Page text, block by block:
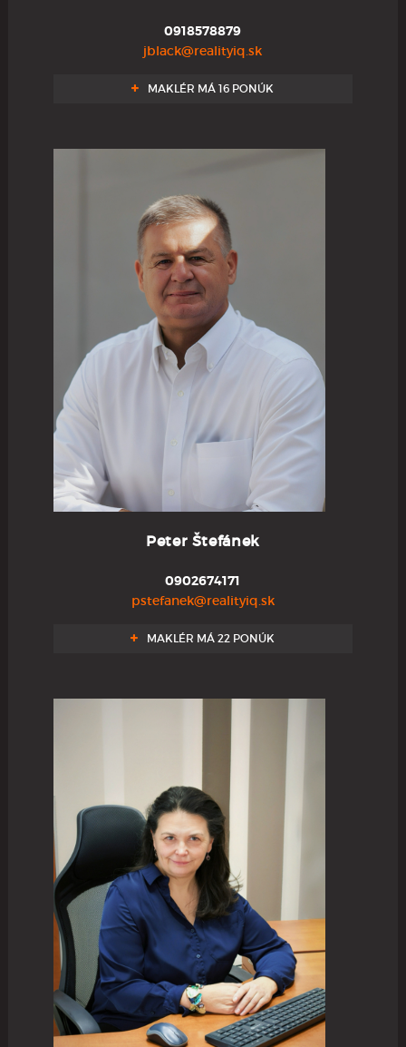
0918578879
jblack@realityiq.sk
MAKLÉR MÁ 16 PONÚK
Peter Štefánek
0902674171
pstefanek@realityiq.sk
MAKLÉR MÁ 22 PONÚK